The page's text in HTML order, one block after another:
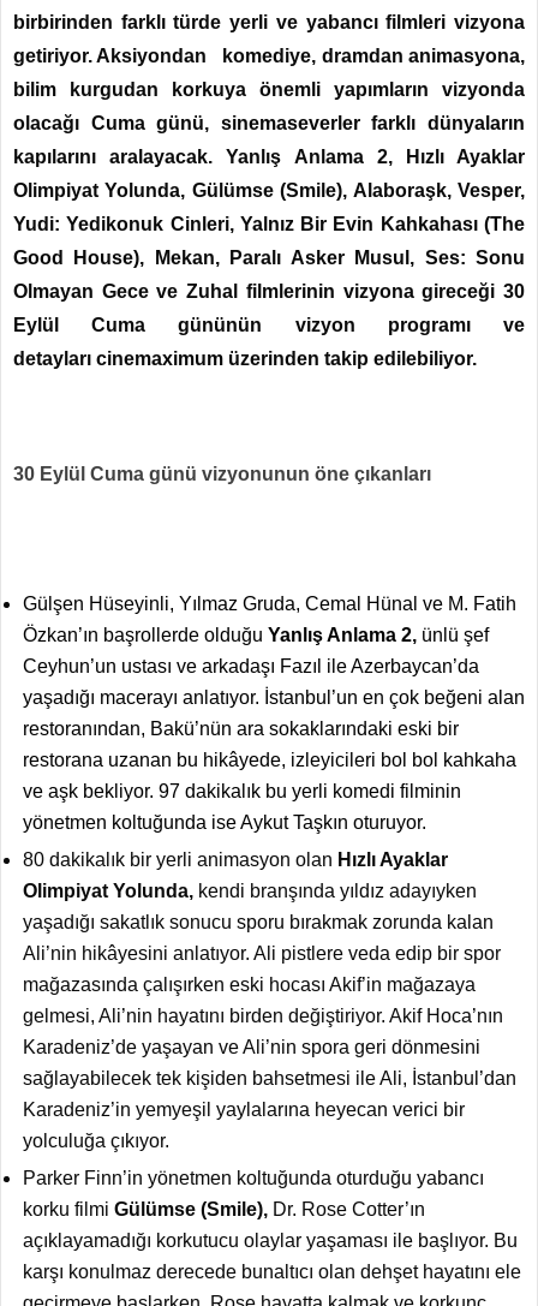
birbirinden farklı türde yerli ve yabancı filmleri vizyona
getiriyor. Aksiyondan komediye, dramdan animasyona,
bilim kurgudan korkuya önemli yapımların vizyonda
olacağı Cuma günü, sinemaseverler farklı dünyaların
kapılarını aralayacak. Yanlış Anlama 2, Hızlı Ayaklar
Olimpiyat Yolunda, Gülümse (Smile), Alaboraşk, Vesper,
Yudi: Yedikonuk Cinleri, Yalnız Bir Evin Kahkahası (The
Good House), Mekan, Paralı Asker Musul, Ses: Sonu
Olmayan Gece ve Zuhal filmlerinin vizyona gireceği 30
Eylül Cuma gününün vizyon programı ve
detayları cinemaximum üzerinden takip edilebiliyor.
30 Eylül Cuma günü vizyonunun öne çıkanları
Gülşen Hüseyinli, Yılmaz Gruda, Cemal Hünal ve M. Fatih
Özkan’ın başrollerde olduğu Yanlış Anlama 2, ünlü şef
Ceyhun’un ustası ve arkadaşı Fazıl ile Azerbaycan’da
yaşadığı macerayı anlatıyor. İstanbul’un en çok beğeni alan
restoranından, Bakü’nün ara sokaklarındaki eski bir
restorana uzanan bu hikâyede, izleyicileri bol bol kahkaha
ve aşk bekliyor. 97 dakikalık bu yerli komedi filminin
yönetmen koltuğunda ise Aykut Taşkın oturuyor.
80 dakikalık bir yerli animasyon olan Hızlı Ayaklar
Olimpiyat Yolunda, kendi branşında yıldız adayıyken
yaşadığı sakatlık sonucu sporu bırakmak zorunda kalan
Ali’nin hikâyesini anlatıyor. Ali pistlere veda edip bir spor
mağazasında çalışırken eski hocası Akif’in mağazaya
gelmesi, Ali’nin hayatını birden değiştiriyor. Akif Hoca’nın
Karadeniz’de yaşayan ve Ali’nin spora geri dönmesini
sağlayabilecek tek kişiden bahsetmesi ile Ali, İstanbul’dan
Karadeniz’in yemyeşil yaylalarına heyecan verici bir
yolculuğa çıkıyor.
Parker Finn’in yönetmen koltuğunda oturduğu yabancı
korku filmi Gülümse (Smile), Dr. Rose Cotter’ın
açıklayamadığı korkutucu olaylar yaşaması ile başlıyor. Bu
karşı konulmaz derecede bunaltıcı olan dehşet hayatını ele